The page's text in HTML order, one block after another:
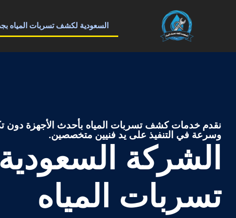
السعودية لكشف تسربات المياه
نقدم خدمات كشف تسربات المياه بأحدث الأجهزة دون
وسرعة في التنفيذ على يد فنيين متخصصين.
الشركة
تسربات المياه